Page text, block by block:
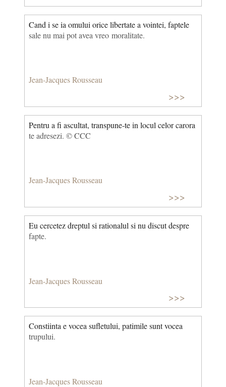
Cand i se ia omului orice libertate a vointei, faptele
sale nu mai pot avea vreo moralitate.
Jean-Jacques Rousseau
>>>
Pentru a fi ascultat, transpune-te in locul celor carora
te adresezi. © CCC
Jean-Jacques Rousseau
>>>
Eu cercetez dreptul si rationalul si nu discut despre
fapte.
Jean-Jacques Rousseau
>>>
Constiinta e vocea sufletului, patimile sunt vocea
trupului.
Jean-Jacques Rousseau